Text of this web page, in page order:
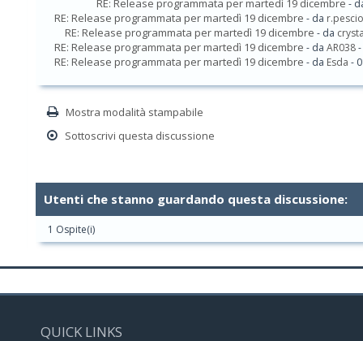
RE: Release programmata per martedì 19 dicembre -
RE: Release programmata per martedì 19 dicembre - da
RE: Release programmata per martedì 19 dicembre - da
RE: Release programmata per martedì 19 dicembre - da AR038
RE: Release programmata per martedì 19 dicembre - da Esda -
Mostra modalità stampabile
Sottoscrivi questa discussione
Utenti che stanno guardando questa discussione:
1 Ospite(i)
QUICK LINKS